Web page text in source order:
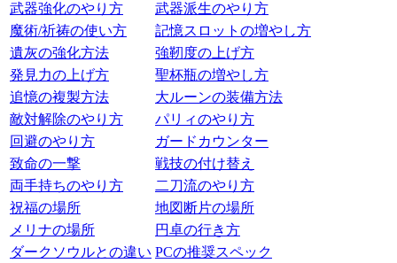
武器強化のやり方
武器派生のやり方
魔術/祈祷の使い方
記憶スロットの増やし方
遺灰の強化方法
強靭度の上げ方
発見力の上げ方
聖杯瓶の増やし方
追憶の複製方法
大ルーンの装備方法
敵対解除のやり方
パリィのやり方
回避のやり方
ガードカウンター
致命の一撃
戦技の付け替え
両手持ちのやり方
二刀流のやり方
祝福の場所
地図断片の場所
メリナの場所
円卓の行き方
ダークソウルとの違い PCの推奨スペック